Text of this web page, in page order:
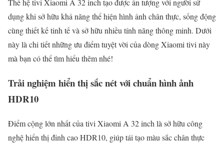
Thế hệ tivi Xiaomi A 32 inch tạo được ấn tượng với người sử
dụng khi sở hữu khả năng thể hiện hình ảnh chân thực, sống động
cùng thiết kế tinh tế và sở hữu nhiều tính năng thông minh. Dưới
này là chi tiết những ưu điểm tuyệt vời của dòng Xiaomi tivi này
mà bạn có thể tìm hiểu thêm nhé!
Trải nghiệm hiển thị sắc nét với chuẩn hình ảnh
HDR10
Điểm cộng lớn nhất của tivi Xiaomi A 32 inch là sở hữu công
nghệ hiển thị đỉnh cao HDR10, giúp tái tạo màu sắc chân thực